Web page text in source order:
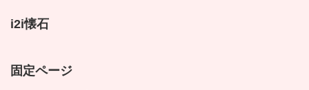
i2i懐石
固定ページ